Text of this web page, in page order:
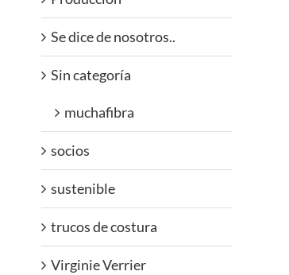
Se dice de nosotros..
Sin categoría
muchafibra
socios
sustenible
trucos de costura
Virginie Verrier